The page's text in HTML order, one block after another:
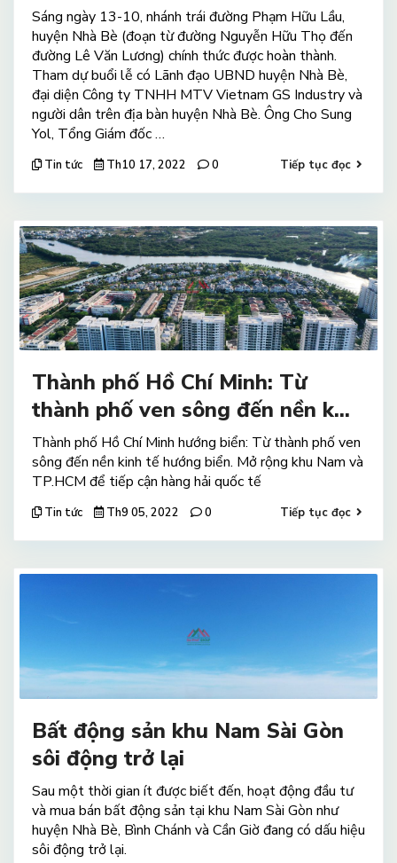
Sáng ngày 13-10, nhánh trái đường Phạm Hữu Lầu,
huyện Nhà Bè (đoạn từ đường Nguyễn Hữu Thọ đến
đường Lê Văn Lương) chính thức được hoàn thành.
Tham dự buổi lễ có Lãnh đạo UBND huyện Nhà Bè,
đại diện Công ty TNHH MTV Vietnam GS Industry và
người dân trên địa bàn huyện Nhà Bè. Ông Cho Sung
Yol, Tổng Giám đốc …
Tin tức Th10 17, 2022 0 Tiếp tục đọc
Thành phố Hồ Chí Minh: Từ
thành phố ven sông đến nền k...
Thành phố Hồ Chí Minh hướng biển: Từ thành phố ven
sông đến nền kinh tế hướng biển. Mở rộng khu Nam và
TP.HCM để tiếp cận hàng hải quốc tế
Tin tức Th9 05, 2022 0 Tiếp tục đọc
Bất động sản khu Nam Sài Gòn
sôi động trở lại
Sau một thời gian ít được biết đến, hoạt động đầu tư
và mua bán bất động sản tại khu Nam Sài Gòn như
huyện Nhà Bè, Bình Chánh và Cần Giờ đang có dấu hiệu
sôi động trở lại.